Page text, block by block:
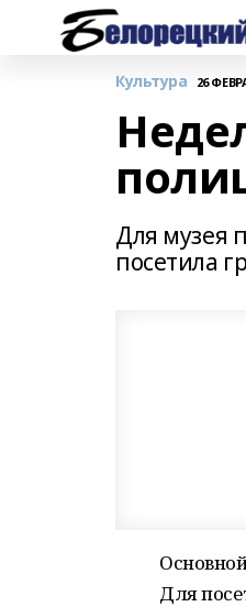
Культура 26
Для музея
посетила
Для